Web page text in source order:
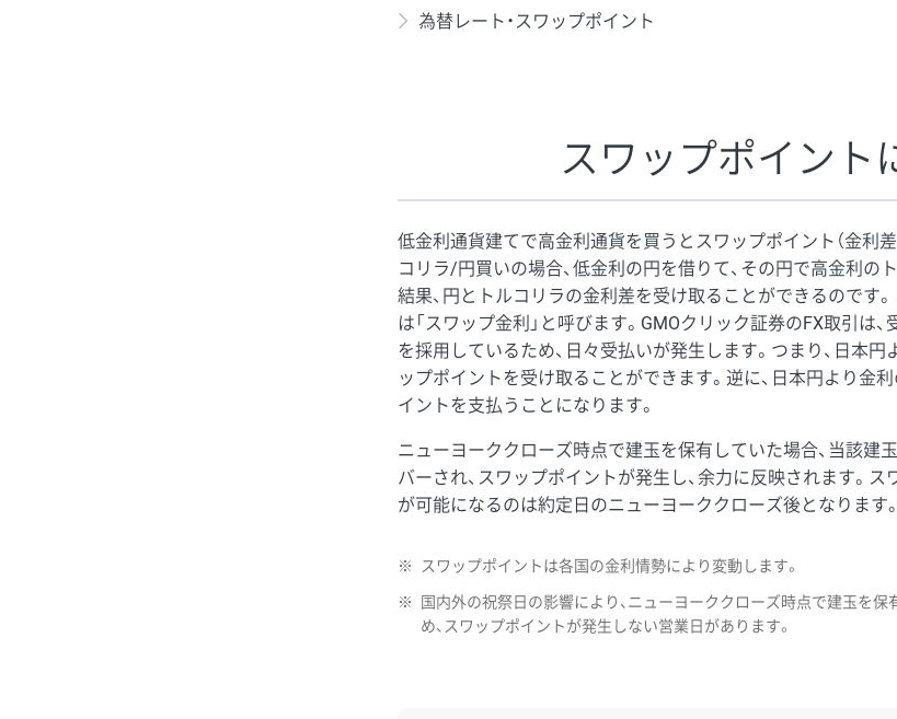
為替レート・スワップポイント
スワップポイント
低金利通貨建てで高金利通貨を買うとスワップポイント（金利
コリラ/円買いの場合、低金利の円を借りて、その円で高金利の
結果、円とトルコリラの金利差を受け取ることができるのです
は「スワップ金利」と呼びます。GMOクリック証券のFX取引は
を採用しているため、日々受払いが発生します。つまり、日本
ップポイントを受け取ることができます。逆に、日本円より金
イントを支払うことになります。
ニューヨーククローズ時点で建玉を保有していた場合、当該建
バーされ、スワップポイントが発生し、余力に反映されます。
が可能になるのは約定日のニューヨーククローズ後となります
※ スワップポイントは各国の金利情勢により変動します。
※
国内外の祝祭日の影響により、ニューヨーククローズ時点で建玉を
め、スワップポイントが発生しない営業日があります。